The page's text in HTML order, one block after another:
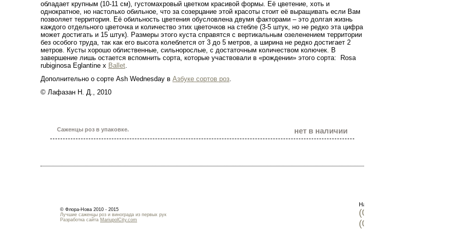
обладает крупным (10-11 см), густомахровый цветком красивой формы. Её цветение, хоть и
однократное, но настолько обильное, что за созерцание этой красоты стоит её выращивать если Вам
позволяет территория. Её обильность цветения обусловлена двумя факторами – это долгая жизнь
каждого отдельного цветочка и количество этих цветочков на стебле (3-5 штук, но не редко эта цифра
может достигать и 15 штук). Размеры этого куста справятся с вертикальным озеленением территории
без особого труда, так как его высота колеблется от 3 до 5 метров, а ширина не редко достигает 2
метров. Кусты хорошо облиственные, сильнорослые, с достаточным количеством колючек. В
завершение лишь остается вспомнить сорта, которые участвовали в «рождении» этого сорта:
Rosa
rubiginosa Eglantine х Ballet.
Дополнительно о сорте Ash Wednesday в Азбуке сортов роз.
© Лафазан Н. Д., 2010
Саженцы роз в упаковке. нет в наличии
© Флора-Нова 2010 - 2015
Лучшие саженцы роз и винограда из первых рук
Разработка сайта MariupolCity.com
Наши телефоны:
(096) 302-74-07
(099) 631-22-86